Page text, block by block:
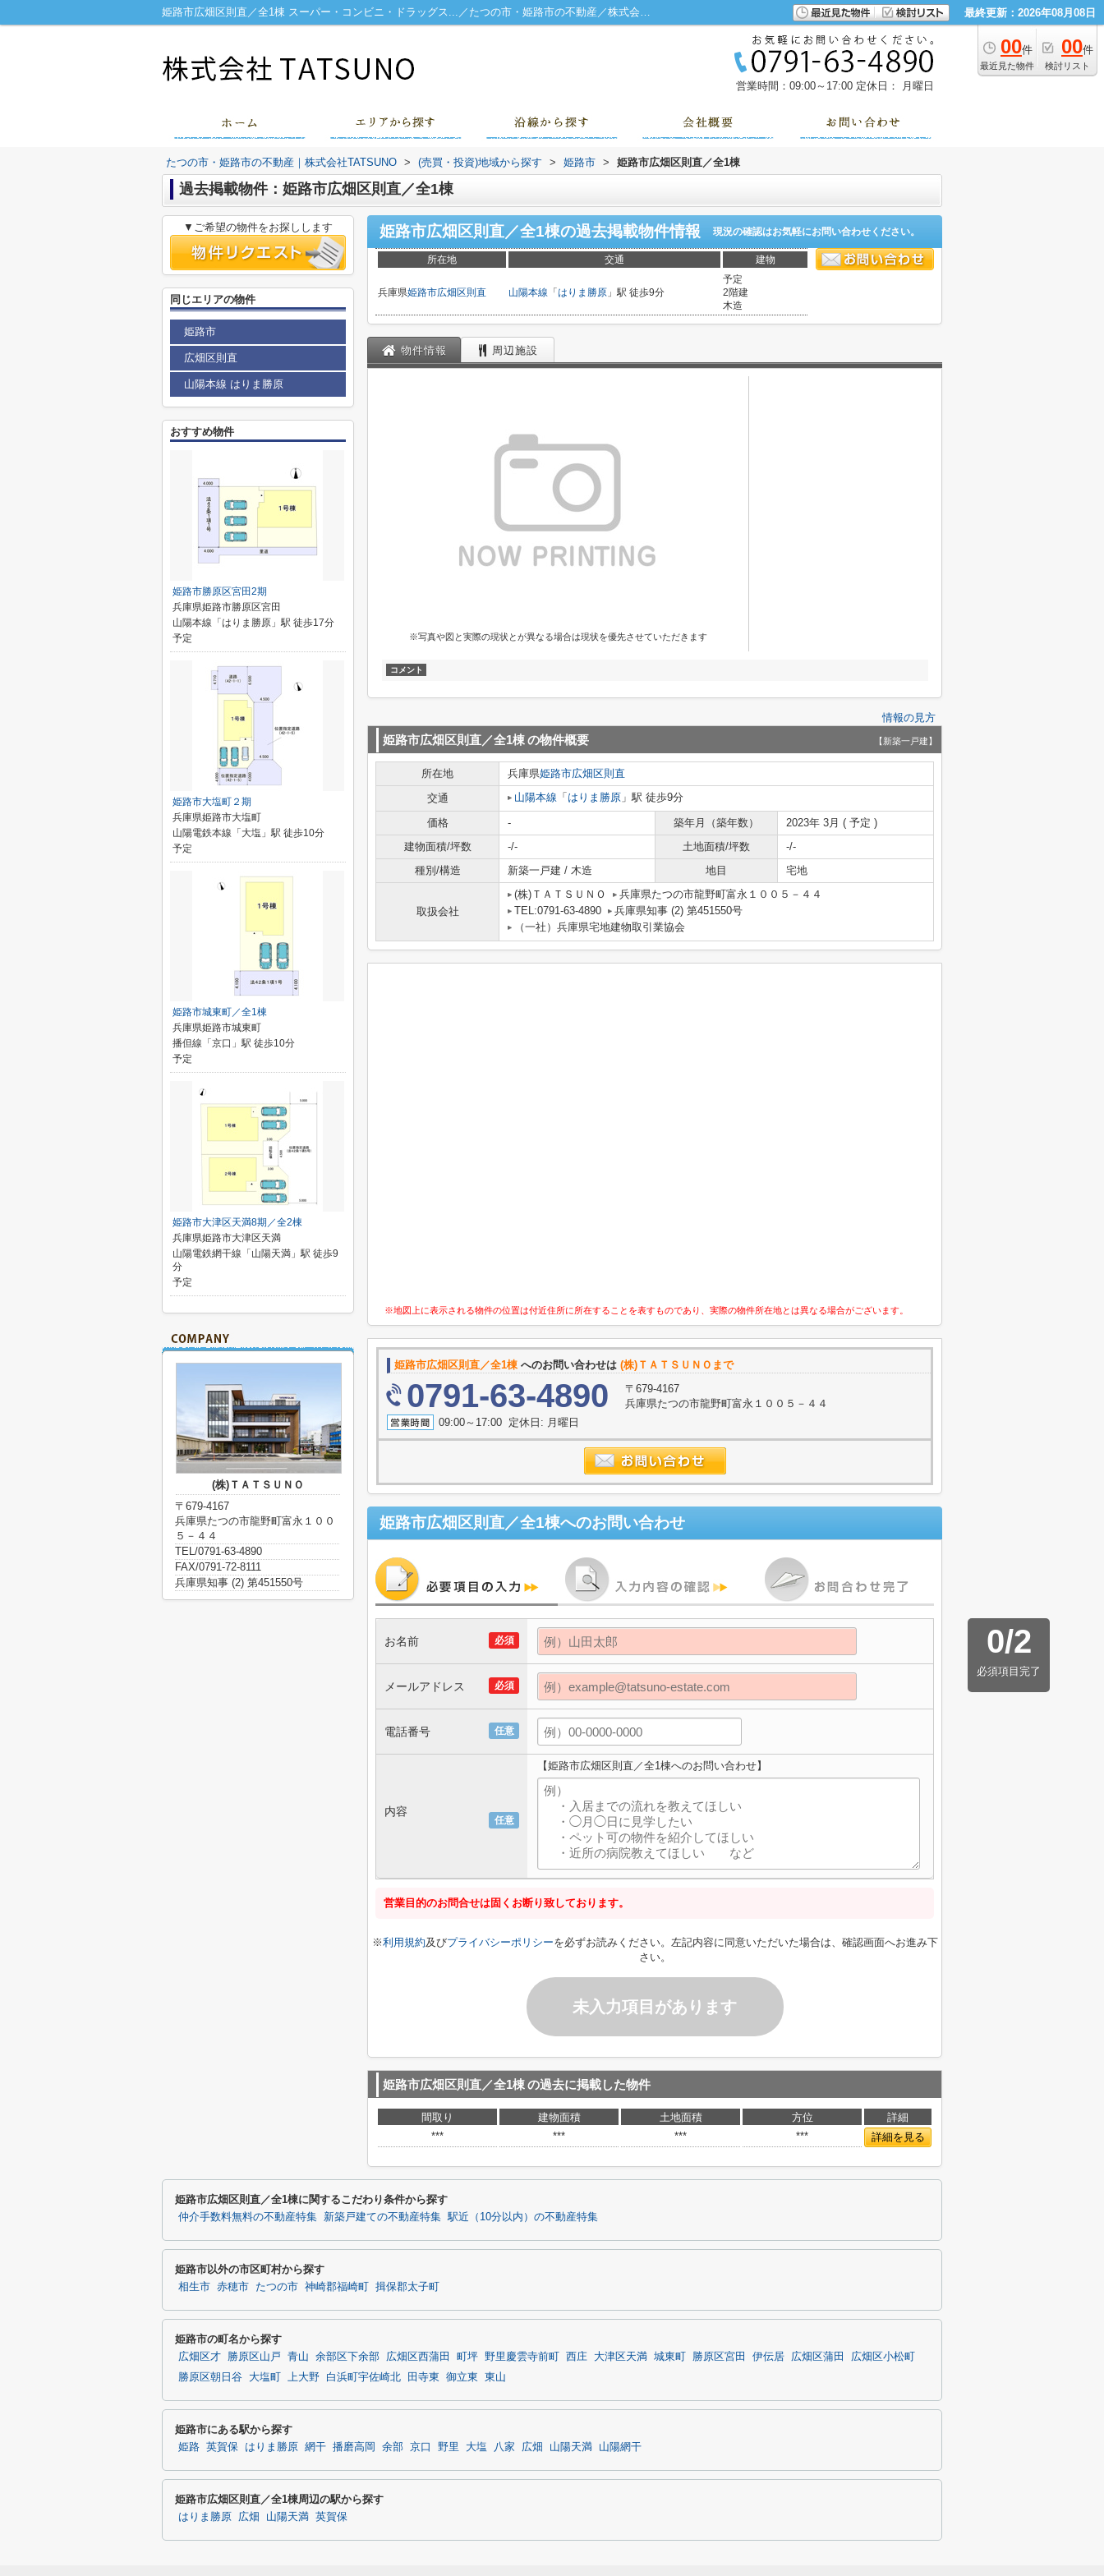
姫路市広畑区則直／全1棟 スーパー・コンビニ・ドラッグス...／たつの市・姫路市の不動産／株式会社TATSUNO 最終更新：2026年08月08日
00件
最近見た物件
00件
検討リスト
営業時間：09:00～17:00 定休日： 月曜日
たつの市・姫路市の不動産｜株式会社TATSUNO > (売買・投資)地域から探す > 姫路市 > 姫路市広畑区則直／全1棟
過去掲載物件：姫路市広畑区則直／全1棟
姫路市広畑区則直／全1棟の過去掲載物件情報 現況の確認はお気軽にお問い合わせください。
所在地 交通 建物
兵庫県姫路市広畑区則直 山陽本線 「 はりま勝原 」駅 徒歩9分
予定
2階建
木造
物件情報 周辺施設
※写真や図と実際の現状とが異なる場合は現状を優先させていただきます
コメント
情報の見方
姫路市広畑区則直／全1棟の物件概要 【新築一戸建】
所在地 兵庫県姫路市広畑区則直
交通
山陽本線 「 はりま勝原 」駅 徒歩9分
価格 - 築年月（築年数）
2023年 3月 ( 予定 )
建物面積/坪数
-/- 土地面積/坪数
-/-
種別/構造
新築一戸建 / 木造 地目 宅地
取扱会社
(株)ＴＡＴＳＵＮＯ
兵庫県たつの市龍野町富永１００５－４４
TEL:0791-63-4890
兵庫県知事 (2) 第451550号
（一社）兵庫県宅地建物取引業協会
※地図上に表示される物件の位置は付近住所に所在することを表すものであり、実際の物件所在地とは異なる場合がございます。
姫路市広畑区則直／全1棟 へのお問い合わせは (株)ＴＡＴＳＵＮＯまで
0791-63-4890
〒679-4167
兵庫県たつの市龍野町富永１００５－４４
09:00～17:00 定休日: 月曜日
姫路市広畑区則直／全1棟へのお問い合わせ
0/2
必須項目完了
必須
お名前
必須
メールアドレス
任意
電話番号
任意
内容
【姫路市広畑区則直／全1棟へのお問い合わせ】
営業目的のお問合せは固くお断り致しております。
※利用規約及びプライバシーポリシーを必ずお読みください。左記内容に同意いただいた場合は、確認画面へお進み下
さい。
未入力項目があります
姫路市広畑区則直／全1棟の過去に掲載した物件
間取り 建物面積 土地面積 方位
詳細
***
*** *** *** 詳細を見る
▼ご希望の物件をお探しします
同じエリアの物件
姫路市
広畑区則直
山陽本線 はりま勝原
おすすめ物件
姫路市勝原区宮田2期
兵庫県姫路市勝原区宮田
山陽本線「はりま勝原」駅 徒歩17分
予定
姫路市大塩町２期
兵庫県姫路市大塩町
山陽電鉄本線「大塩」駅 徒歩10分
予定
姫路市城東町／全1棟
兵庫県姫路市城東町
播但線「京口」駅 徒歩10分
予定
姫路市大津区天満8期／全2棟
兵庫県姫路市大津区天満
山陽電鉄網干線「山陽天満」駅 徒歩9
分
予定
(株)ＴＡＴＳＵＮＯ
〒679-4167
兵庫県たつの市龍野町富永１００
５－４４
TEL/0791-63-4890
FAX/0791-72-8111
兵庫県知事 (2) 第451550号
姫路市広畑区則直／全1棟に関するこだわり条件から探す
仲介手数料無料の不動産特集 新築戸建ての不動産特集 駅近（10分以内）の不動産特集
姫路市以外の市区町村から探す
相生市 赤穂市 たつの市 神崎郡福崎町 揖保郡太子町
姫路市の町名から探す
広畑区才 勝原区山戸 青山 余部区下余部 広畑区西蒲田 町坪 野里慶雲寺前町 西庄 大津区天満 城東町 勝原区宮田 伊伝居 広畑区蒲田
広畑区小松町
勝原区朝日谷
大塩町 上大野 白浜町宇佐崎北 田寺東 御立東 東山
姫路市にある駅から探す
姫路 英賀保 はりま勝原 網干 播磨高岡 余部 京口 野里 大塩 八家 広畑 山陽天満 山陽網干
姫路市広畑区則直／全1棟周辺の駅から探す
はりま勝原 広畑 山陽天満 英賀保